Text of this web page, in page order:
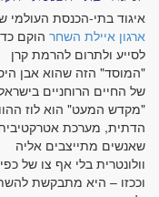
איגוד בתי-הכנסת העולמי
ארגון איילת השחר הוקם
לסייע ולתרום להרמת קרן
"המוסד" הזה שהוא אבן
של החיים הרוחניים
"מקדש המעט" הוא לוז
הדתית, מערכת
שאנשים מתייצבים אליה
וולונטרית בלי אף צו של
וככזו – היא מתבקשת